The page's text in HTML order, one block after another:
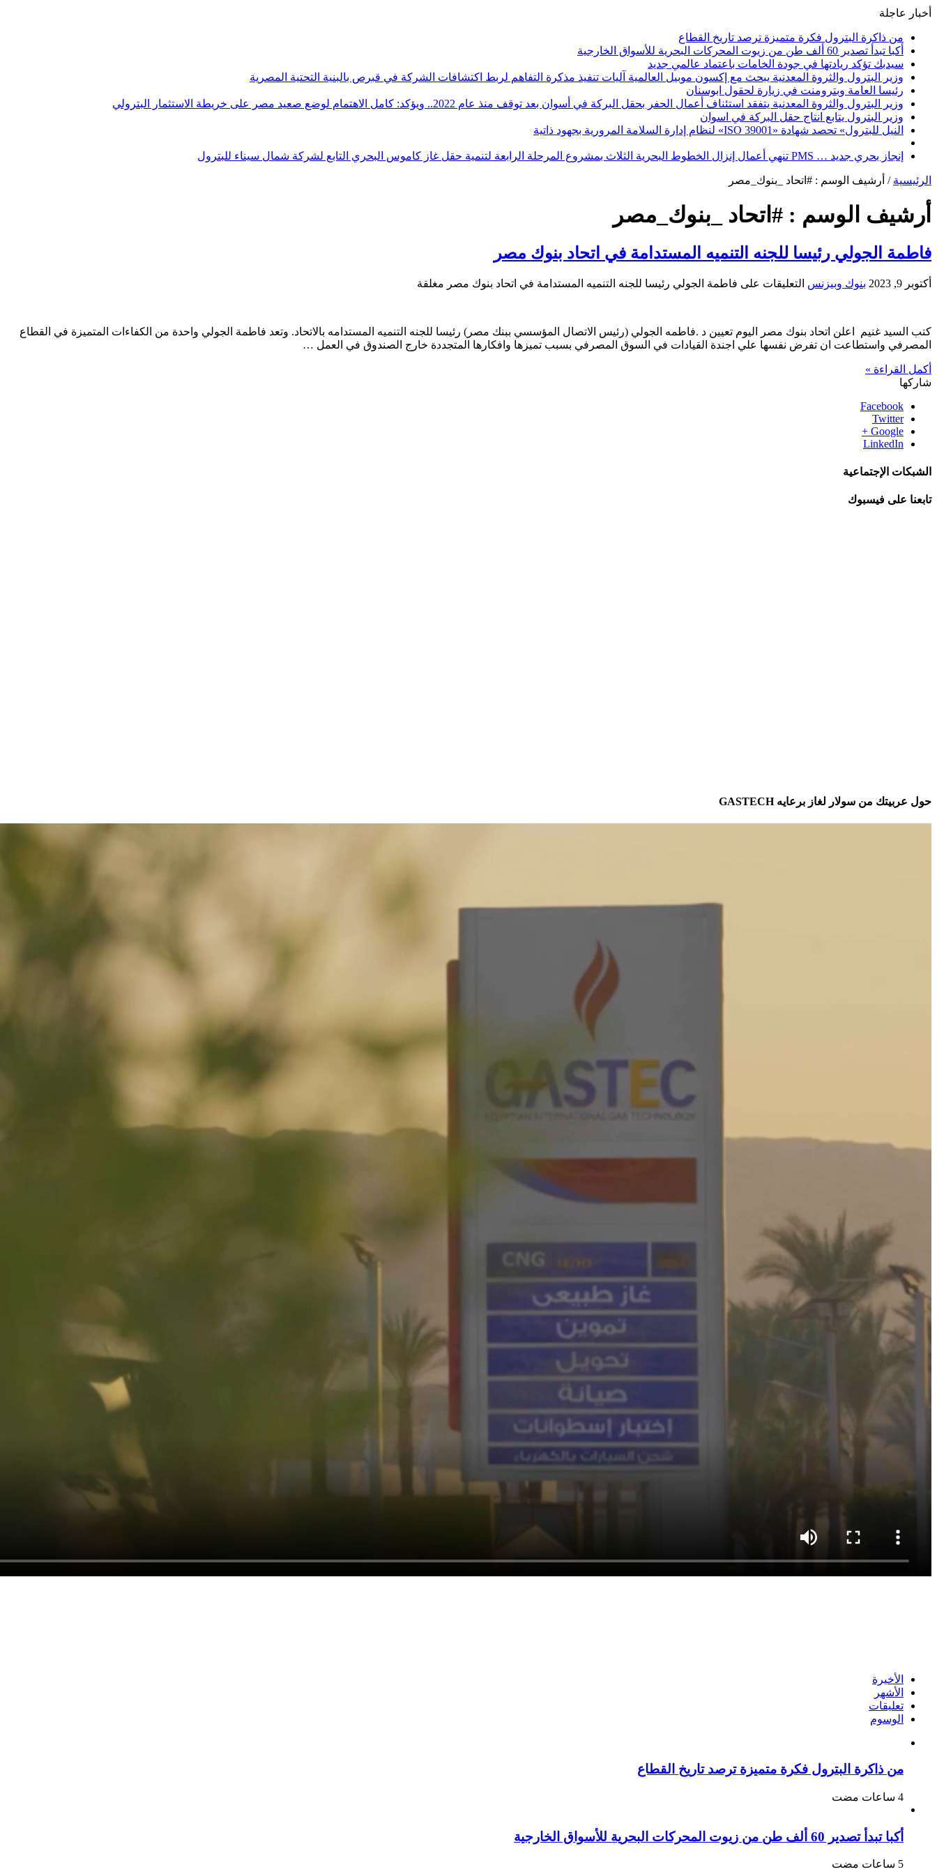
أخبار عاجلة
من ذاكرة البترول فكرة متميزة ترصد تاريخ القطاع
أكبا تبدأ تصدير 60 ألف طن من زيوت المحركات البحرية للأسواق الخارجية
سيدبك تؤكد ريادتها في جودة الخامات باعتماد عالمي جديد
وزير البترول والثروة المعدنية يبحث مع إكسون موبيل العالمية آليات تنفيذ مذكرة التفاهم لربط اكتشافات الشركة في قبرص بالبنية التحتية المصرية
رئيسا العامة وبترومنت في زيارة لحقول ابوسنان
وزير البترول والثروة المعدنية يتفقد استئناف أعمال الحفر بحقل البركة في أسوان بعد توقف منذ عام 2022.. ويؤكد: كامل الاهتمام لوضع صعيد مصر على خريطة الاستثمار البترولي
وزير البترول يتابع انتاج حقل البركة في اسوان
النيل للبترول» تحصد شهادة «ISO 39001» لنظام إدارة السلامة المرورية بجهود ذاتية
إنجاز بحري جديد … PMS تنهي أعمال إنزال الخطوط البحرية الثلاث بمشروع المرحلة الرابعة لتنمية حقل غاز كاموس البحري التابع لشركة شمال سيناء للبترول
الرئيسية / أرشيف الوسم : #اتحاد _بنوك_مصر
أرشيف الوسم : #اتحاد _بنوك_مصر
فاطمة الجولي رئيسا للجنه التنميه المستدامة في اتحاد بنوك مصر
أكتوبر 9, 2023 بنوك وبيزنس التعليقات على فاطمة الجولي رئيسا للجنه التنميه المستدامة في اتحاد بنوك مصر مغلقة
كتب السيد غنيم اعلن اتحاد بنوك مصر اليوم تعيين د .فاطمه الجولي (رئيس الاتصال المؤسسي ببنك مصر) رئيسا للجنه التنميه المستدامه بالاتحاد. وتعد فاطمة الجولي واحدة من الكفاءات المتميزة في القطاع
المصرفي واستطاعت ان تفرض نفسها علي اجندة القيادات في السوق المصرفي بسبب تميزها وافكارها المتجددة خارج الصندوق في العمل …
أكمل القراءة »
شاركها
Facebook
Twitter
Google +
LinkedIn
الشبكات الإجتماعية
تابعنا على فيسبوك
حول عربيتك من سولار لغاز برعايه GASTECH
الأخيرة
الأشهر
تعليقات
الوسوم
من ذاكرة البترول فكرة متميزة ترصد تاريخ القطاع
أكبا تبدأ تصدير 60 ألف طن من زيوت المحركات البحرية للأسواق الخارجية